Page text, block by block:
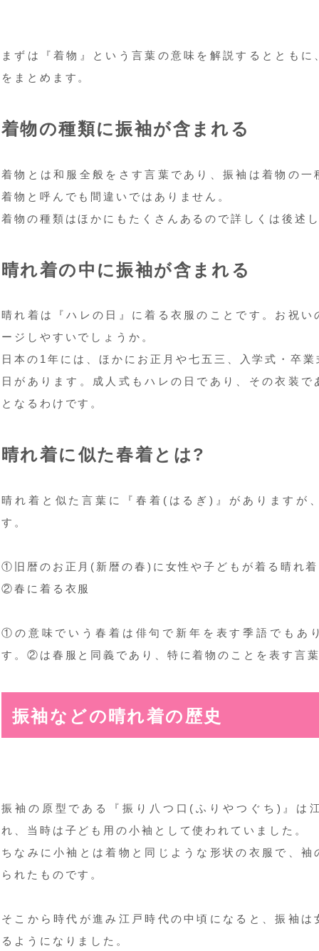
まずは『着物』という言葉の意味を解説するととも
をまとめます。
着物の種類に振袖が含まれる
着物とは和服全般をさす言葉であり、振袖は着物の
着物と呼んでも間違いではありません。
着物の種類はほかにもたくさんあるので詳しくは後述
晴れ着の中に振袖が含まれる
晴れ着は『ハレの日』に着る衣服のことです。お祝
ージしやすいでしょうか。
日本の1年には、ほかにお正月や七五三、入学式・卒
日があります。成人式もハレの日であり、その衣装
となるわけです。
晴れ着に似た春着とは?
晴れ着と似た言葉に『春着(はるぎ)』がありますが
す。
①旧暦のお正月(新暦の春)に女性や子どもが着る晴れ着
②春に着る衣服
①の意味でいう春着は俳句で新年を表す季語でもあ
す。②は春服と同義であり、特に着物のことを表す言
振袖などの晴れ着の歴史
振袖の原型である『振り八つ口(ふりやつぐち)』は
れ、当時は子ども用の小袖として使われていました。
ちなみに小袖とは着物と同じような形状の衣服で、
られたものです。
そこから時代が進み江戸時代の中頃になると、振袖
るようになりました。